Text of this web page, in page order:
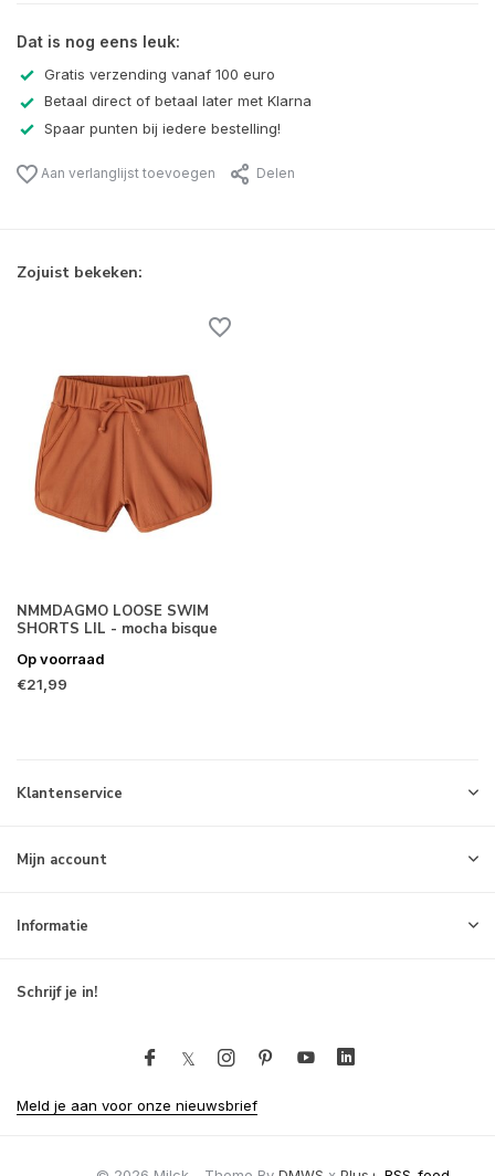
Dat is nog eens leuk:
Gratis verzending vanaf 100 euro
Betaal direct of betaal later met Klarna
Spaar punten bij iedere bestelling!
Aan verlanglijst toevoegen Delen
Zojuist bekeken:
NMMDAGMO LOOSE SWIM
SHORTS LIL - mocha bisque
Op voorraad
€21,99
Klantenservice
Mijn account
Informatie
Schrijf je in!
Meld je aan voor onze nieuwsbrief